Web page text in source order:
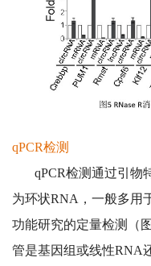
qPCR检测
qPCR检测通过引物
为环状RNA，一般多用
功能研究的定量检测（
管是基因组或线性RNA